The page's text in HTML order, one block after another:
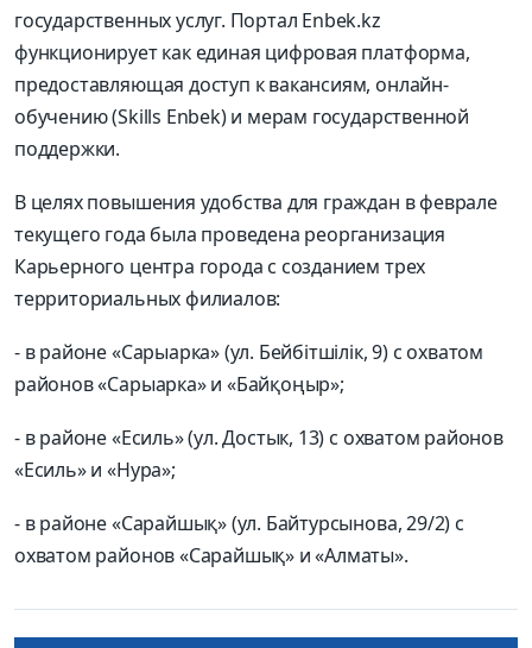
государственных услуг. Портал Enbek.kz
функционирует как единая цифровая платформа,
предоставляющая доступ к вакансиям, онлайн-
обучению (Skills Enbek) и мерам государственной
поддержки.
В целях повышения удобства для граждан в феврале
текущего года была проведена реорганизация
Карьерного центра города с созданием трех
территориальных филиалов:
- в районе «Сарыарка» (ул. Бейбітшілік, 9) с охватом
районов «Сарыарка» и «Байқоңыр»;
- в районе «Есиль» (ул. Достык, 13) с охватом районов
«Есиль» и «Нура»;
- в районе «Сарайшық» (ул. Байтурсынова, 29/2) с
охватом районов «Сарайшық» и «Алматы».